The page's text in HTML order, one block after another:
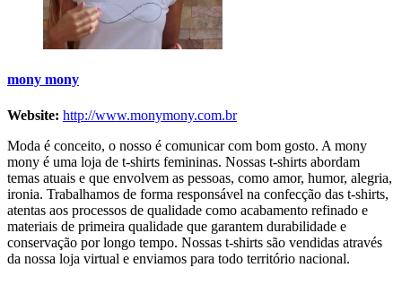
mony mony
Website: http://www.monymony.com.br
Moda é conceito, o nosso é comunicar com bom gosto. A mony
mony é uma loja de t-shirts femininas. Nossas t-shirts abordam
temas atuais e que envolvem as pessoas, como amor, humor, alegria,
ironia. Trabalhamos de forma responsável na confecção das t-shirts,
atentas aos processos de qualidade como acabamento refinado e
materiais de primeira qualidade que garantem durabilidade e
conservação por longo tempo. Nossas t-shirts são vendidas através
da nossa loja virtual e enviamos para todo território nacional.